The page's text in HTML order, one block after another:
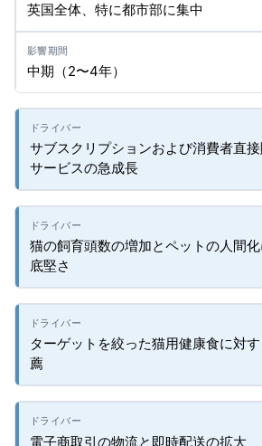
英国全体、特に都市部に集中
中期（2〜4年）
サブスクリプションおよび消費者直接
サービスの急成長
猫の飼育頭数の増加とペットの人間
底堅さ
ターゲットを絞った猫用健康食に対
薦
電子商取引の物流と即時配送の拡大